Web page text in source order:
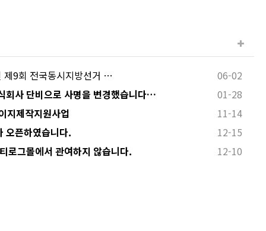
9회 전국동시지방선거 …
06-02
회사 단비으로 사명을 변경했습니다…
01-28
지제작지원사업
11-14
오픈하였습니다.
12-15
로그몰에서 관여하지 않습니다.
12-10